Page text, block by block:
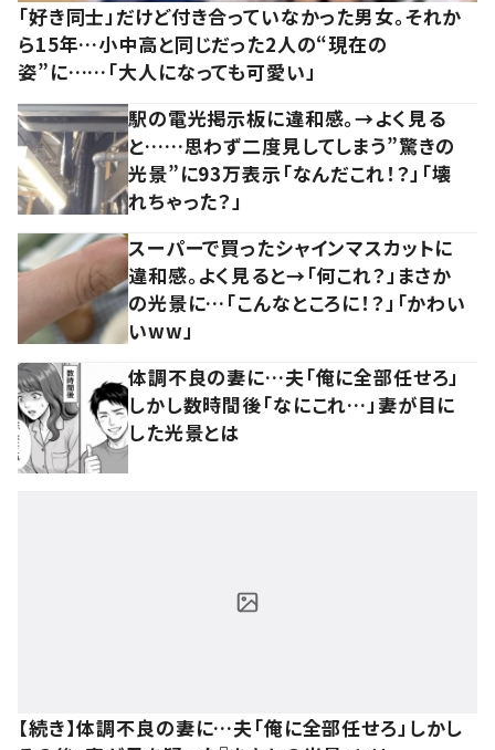
「好き同士」だけど付き合っていなかった男女。それか
ら15年…小中高と同じだった2人の“現在の
姿”に……「大人になっても可愛い」
駅の電光掲示板に違和感。→よく見る
と……思わず二度見してしまう”驚きの
光景”に93万表示「なんだこれ！？」「壊
れちゃった？」
スーパーで買ったシャインマスカットに
違和感。よく見ると→「何これ？」まさか
の光景に…「こんなところに！？」「かわい
いww」
体調不良の妻に…夫「俺に全部任せろ」
しかし数時間後「なにこれ…」妻が目に
した光景とは
【続き】体調不良の妻に…夫「俺に全部任せろ」しかし